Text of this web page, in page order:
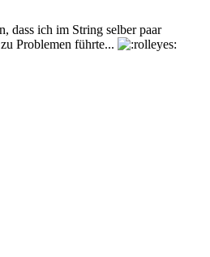
dass ich im String selber paar
Problemen führte...